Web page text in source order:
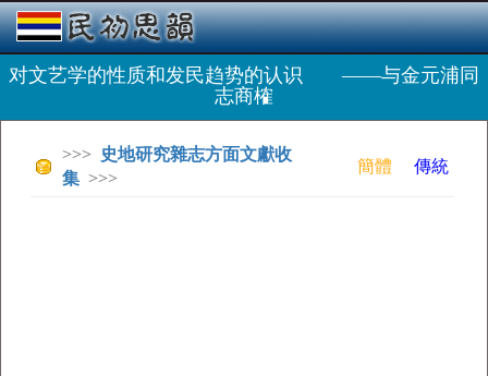
对文艺学的性质和发民趋势的认识 ——与金元浦同
志商榷
>>>
史地研究雜志方面文獻收
集 >>>
簡體 傳統